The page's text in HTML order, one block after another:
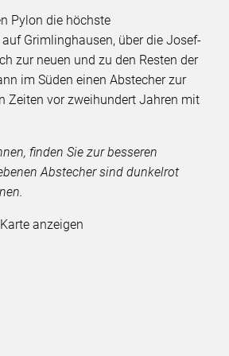
Pylon die höchste
Grimlinghausen, über die Josef-
zur neuen und zu den Resten der
im Süden einen Abstecher zur
Zeiten vor zweihundert Jahren mit
finden Sie zur besseren
Abstecher sind dunkelrot
anzeigen